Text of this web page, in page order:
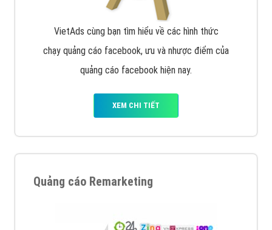
VietAds cùng bạn tìm hiểu về các hình thức
chạy quảng cáo facebook, ưu và nhược điểm của
quảng cáo facebook hiện nay.
XEM CHI TIẾT
Quảng cáo Remarketing